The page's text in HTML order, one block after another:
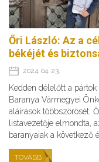
Őri László: Az a
békéjét és
2024. 04. 23.
Kedden délelőtt a
Baranya Vármegyei
aláírások többszörösét.
listavezetője elmondta,
baranyaiak a következő
TOVÁBB